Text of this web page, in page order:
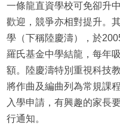
一條龍直資學校可免卻升
歡迎，競爭亦相對提升。
學（下稱陸慶濤），於
羅氏基金中學結龍，每年
額。陸慶濤特別重視科技
將作曲及編曲列為常規課
入學申請，有興趣的家長
行通知。